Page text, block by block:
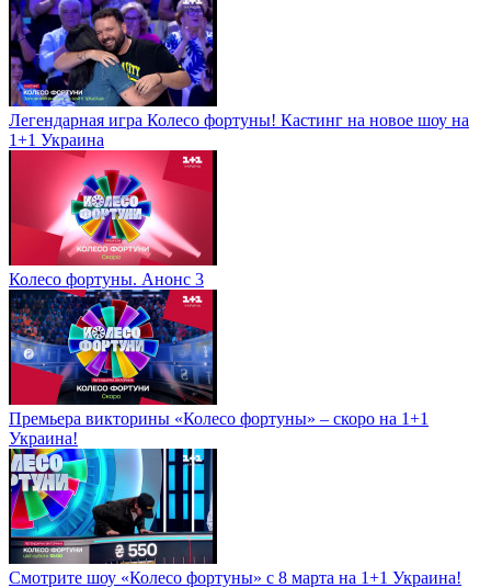
Легендарная игра Колесо фортуны! Кастинг на новое шоу на
1+1 Украина
Колесо фортуны. Анонс 3
Премьера викторины «Колесо фортуны» – скоро на 1+1
Украина!
Смотрите шоу «Колесо фортуны» с 8 марта на 1+1 Украина!